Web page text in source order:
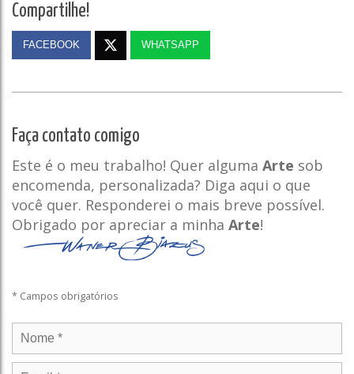
Compartilhe!
FACEBOOK WHATSAPP
Faça contato comigo
Este é o meu trabalho! Quer alguma Arte sob
encomenda, personalizada? Diga aqui o que
você quer. Responderei o mais breve possível.
Obrigado por apreciar a minha Arte!
* Campos obrigatórios